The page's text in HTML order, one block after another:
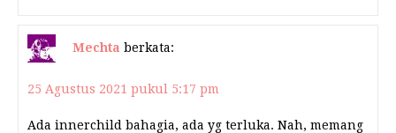
Mechta berkata:
25 Agustus 2021 pukul 5:17 pm
Ada innerchild bahagia, ada yg terluka. Nah, memang